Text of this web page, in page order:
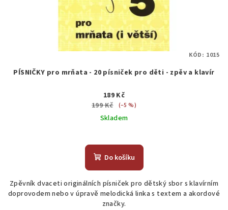
PÍSNIČKY pro mrňata - 20 písniček pro děti - zpěv a klavír
189 Kč
199 Kč
(–5 %)
Skladem
Do košíku
Zpěvník dvaceti originálních písniček pro dětský sbor s klavírním
doprovodem nebo v úpravě melodická linka s textem a akordové
značky.
KÓD: 1015